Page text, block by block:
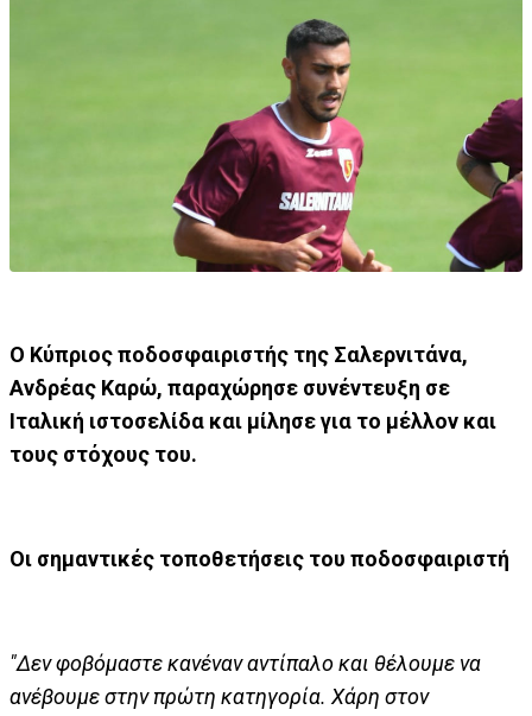
Ο Κύπριος ποδοσφαιριστής της Σαλερνιτάνα,
Ανδρέας Καρώ, παραχώρησε συνέντευξη σε
Ιταλική ιστοσελίδα και μίλησε για το μέλλον και
τους στόχους του.
Οι σημαντικές τοποθετήσεις του ποδοσφαιριστή
"Δεν φοβόμαστε κανέναν αντίπαλο και θέλουμε να
ανέβουμε στην πρώτη κατηγορία. Χάρη στον